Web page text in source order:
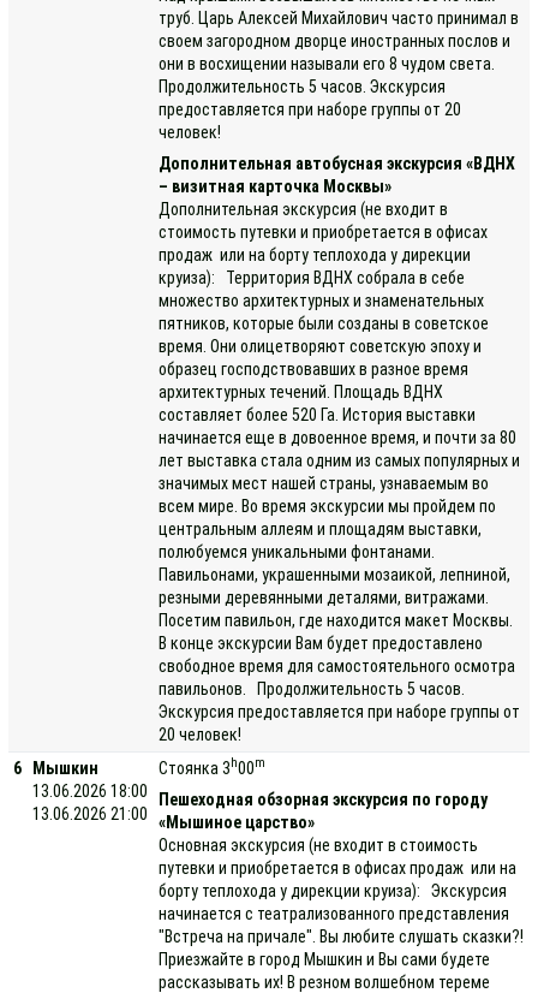
труб. Царь Алексей Михайлович часто принимал в
своем загородном дворце иностранных послов и
они в восхищении называли его 8 чудом света.
Продолжительность 5 часов. Экскурсия
предоставляется при наборе группы от 20
человек!
Дополнительная автобусная экскурсия «ВДНХ
– визитная карточка Москвы»
Дополнительная экскурсия (не входит в
стоимость путевки и приобретается в офисах
продаж или на борту теплохода у дирекции
круиза): Территория ВДНХ собрала в себе
множество архитектурных и знаменательных
пятников, которые были созданы в советское
время. Они олицетворяют советскую эпоху и
образец господствовавших в разное время
архитектурных течений. Площадь ВДНХ
составляет более 520 Га. История выставки
начинается еще в довоенное время, и почти за 80
лет выставка стала одним из самых популярных и
значимых мест нашей страны, узнаваемым во
всем мире. Во время экскурсии мы пройдем по
центральным аллеям и площадям выставки,
полюбуемся уникальными фонтанами.
Павильонами, украшенными мозаикой, лепниной,
резными деревянными деталями, витражами.
Посетим павильон, где находится макет Москвы.
В конце экскурсии Вам будет предоставлено
свободное время для самостоятельного осмотра
павильонов. Продолжительность 5 часов.
Экскурсия предоставляется при наборе группы от
20 человек!
6
Мышкин
13.06.2026 18:00
13.06.2026 21:00
Стоянка 3 h00m
Пешеходная обзорная экскурсия по городу
«Мышиное царство»
Основная экскурсия (не входит в стоимость
путевки и приобретается в офисах продаж или на
борту теплохода у дирекции круиза): Экскурсия
начинается с театрализованного представления
"Встреча на причале". Вы любите слушать сказки?!
Приезжайте в город Мышкин и Вы сами будете
рассказывать их! В резном волшебном тереме